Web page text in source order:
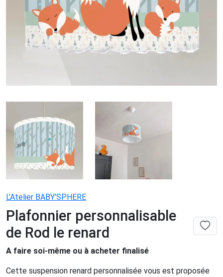
L’Atelier BABY’SPHERE
Plafonnier personnalisable
de Rod le renard
A faire soi-même ou à acheter finalisé
Cette suspension renard personnalisée vous est proposée